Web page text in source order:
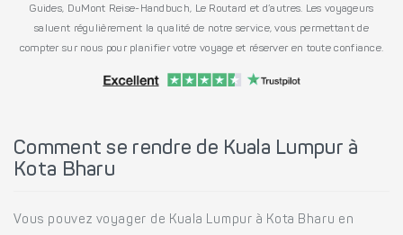
Guides, DuMont Reise-Handbuch, Le Routard et d’autres. Les voyageurs
saluent régulièrement la qualité de notre service, vous permettant de
compter sur nous pour planifier votre voyage et réserver en toute confiance.
Comment se rendre de Kuala Lumpur à
Kota Bharu
Vous pouvez voyager de Kuala Lumpur à Kota Bharu en